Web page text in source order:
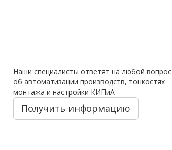
Наши специалисты ответят на любой вопрос
об автоматизации производств, тонкостях
монтажа и настройки КИПиА
Получить информацию